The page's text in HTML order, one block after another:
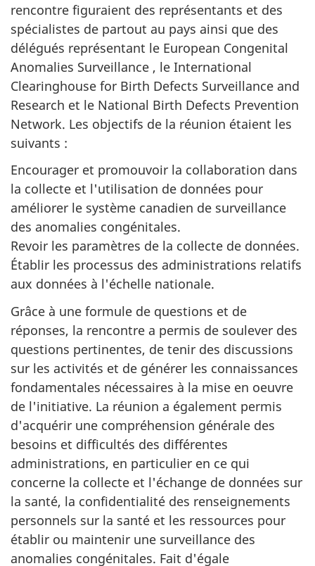
rencontre figuraient des représentants et des
spécialistes de partout au pays ainsi que des
délégués représentant le European Congenital
Anomalies Surveillance , le International
Clearinghouse for Birth Defects Surveillance and
Research et le National Birth Defects Prevention
Network. Les objectifs de la réunion étaient les
suivants :
Encourager et promouvoir la collaboration dans
la collecte et l'utilisation de données pour
améliorer le système canadien de surveillance
des anomalies congénitales.
Revoir les paramètres de la collecte de données.
Établir les processus des administrations relatifs
aux données à l'échelle nationale.
Grâce à une formule de questions et de
réponses, la rencontre a permis de soulever des
questions pertinentes, de tenir des discussions
sur les activités et de générer les connaissances
fondamentales nécessaires à la mise en oeuvre
de l'initiative. La réunion a également permis
d'acquérir une compréhension générale des
besoins et difficultés des différentes
administrations, en particulier en ce qui
concerne la collecte et l'échange de données sur
la santé, la confidentialité des renseignements
personnels sur la santé et les ressources pour
établir ou maintenir une surveillance des
anomalies congénitales. Fait d'égale